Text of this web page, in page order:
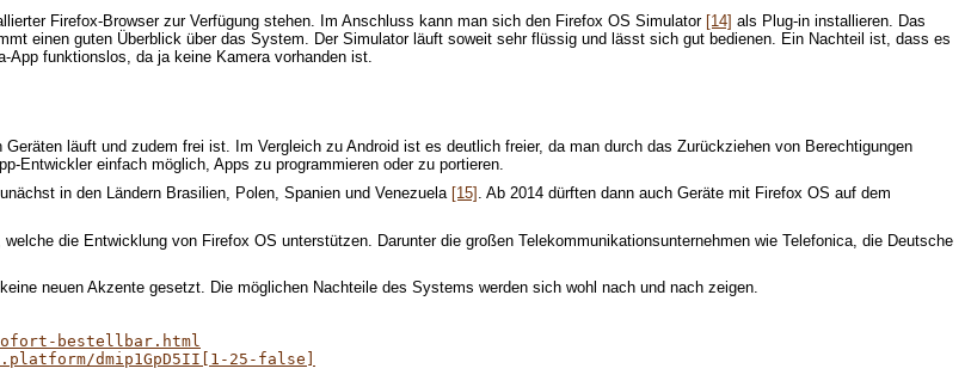
Firefox-Browser zur Verfügung stehen. Im Anschluss kann man sich den Firefox OS Simulator [14] als Plug-in installieren. Das
einen guten Überblick über das System. Der Simulator läuft soweit sehr flüssig und lässt sich gut bedienen. Ein Nachteil ist, dass es
funktionslos, da ja keine Kamera vorhanden ist.
läuft und zudem frei ist. Im Vergleich zu Android ist es deutlich freier, da man durch das Zurückziehen von Berechtigungen
Entwickler einfach möglich, Apps zu programmieren oder zu portieren.
in den Ländern Brasilien, Polen, Spanien und Venezuela [15] . Ab 2014 dürften dann auch Geräte mit Firefox OS auf dem
die Entwicklung von Firefox OS unterstützen. Darunter die großen Telekommunikationsunternehmen wie Telefonica, die Deutsche
neuen Akzente gesetzt. Die möglichen Nachteile des Systems werden sich wohl nach und nach zeigen.
bestellbar.html
dmip1GpD5II[1-25-false]